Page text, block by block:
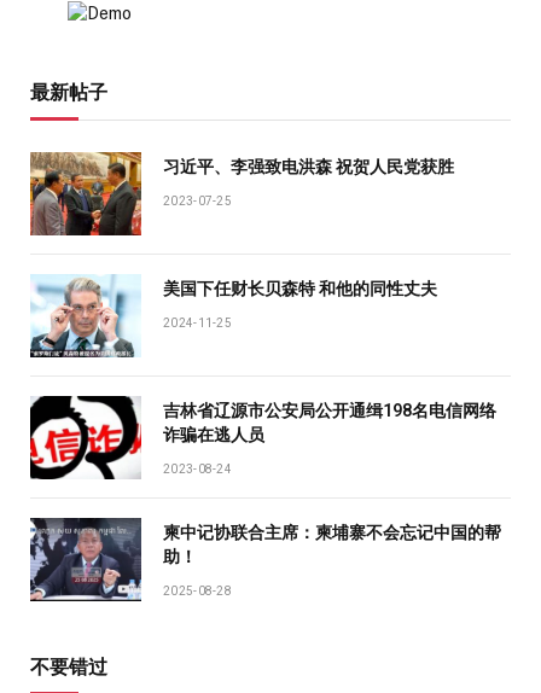
最新帖子
习近平、李强致电洪森 祝贺人民党获胜
2023-07-25
美国下任财长贝森特 和他的同性丈夫
2024-11-25
吉林省辽源市公安局公开通缉198名电信网络
诈骗在逃人员
2023-08-24
柬中记协联合主席：柬埔寨不会忘记中国的帮
助！
2025-08-28
不要错过